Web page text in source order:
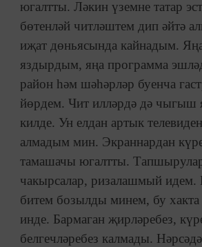
югалтты. Ләкин үземне татар
бөтенләй читләштем дип әйтә
иҗат дөньясында кайнадым.
яздырдым, яңа программа
район һәм шәһәрләр буенча
йөрдем. Чит илләрдә дә чыгыш
килде. Ун елдан артык
алмадым мин. Экраннардан
тамашачы югалтты.
чакырсалар, ризалашмый идем.
битем бозылды минем, бу хакта
инде. Бармаган җирләребез,
белгечләребез калмады.